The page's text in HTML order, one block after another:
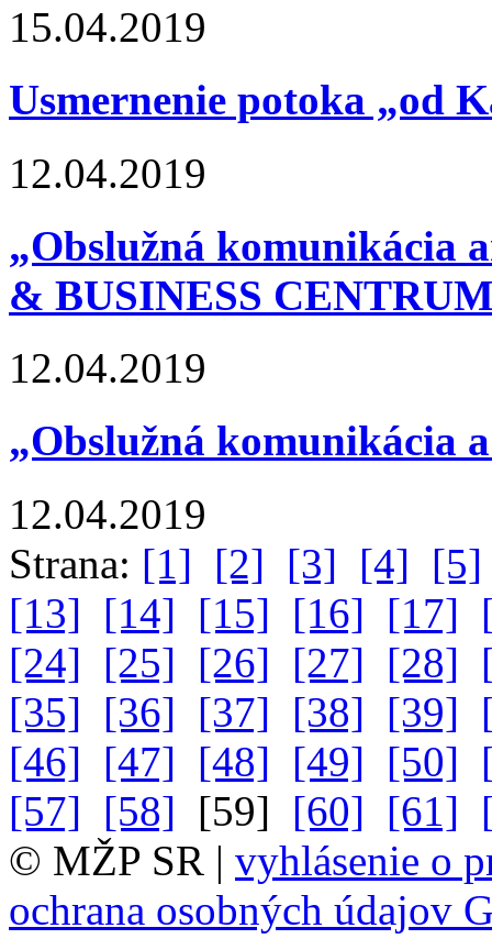
15.04.2019
Usmernenie potoka „od
12.04.2019
„Obslužná komunikácia
& BUSINESS
12.04.2019
„Obslužná komunikácia
12.04.2019
Strana: [1] [2] [3] [4] [5]
[13] [14] [15] [16] [17]
[24] [25] [26] [27] [28]
[35] [36] [37] [38] [39]
[46] [47] [48] [49] [50]
[57] [58] [59] [60] [61]
© MŽP SR | vyhlásenie o
ochrana osobných údajov